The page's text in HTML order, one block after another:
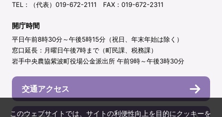
TEL：（代表）019-672-2111 FAX：019-672-2311
開庁時間
平日午前8時30分～午後5時15分（祝日、年末年始は除く）
窓口延長：月曜日午後7時まで（町民課、税務課）
岩手中央農協紫波町役場公金派出所 午前9時～午後3時30分
交通アクセス
このウェブサイトでは、サイトの利便性向上を目的にクッキーを